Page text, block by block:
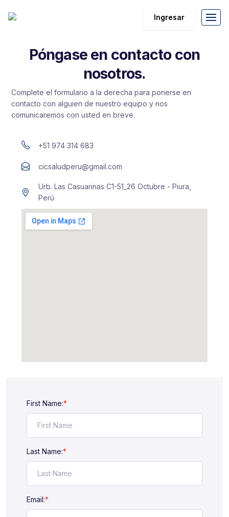
Ingresar
Póngase en contacto con
nosotros.
Complete el formulario a la derecha para ponerse en
contacto con alguien de nuestro equipo y nos
comunicaremos con usted en breve.
+51 974 314 683
cicsaludperu@gmail.com
Urb. Las Casuarinas C1-51_26 Octubre - Piura,
Perú
First Name:*
Last Name:*
Email:*